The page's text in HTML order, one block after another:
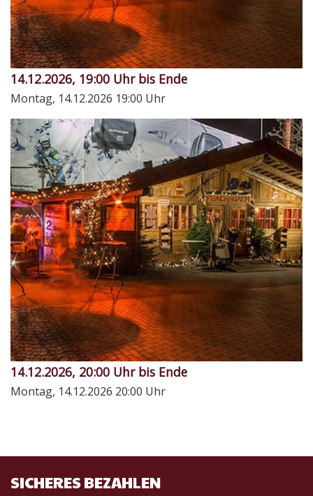
14.12.2026, 19:00 Uhr bis Ende
Montag, 14.12.2026 19:00 Uhr
14.12.2026, 20:00 Uhr bis Ende
Montag, 14.12.2026 20:00 Uhr
SICHERES BEZAHLEN